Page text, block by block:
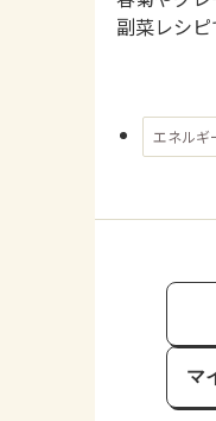
副菜レシピ
エネルギ
マ
保